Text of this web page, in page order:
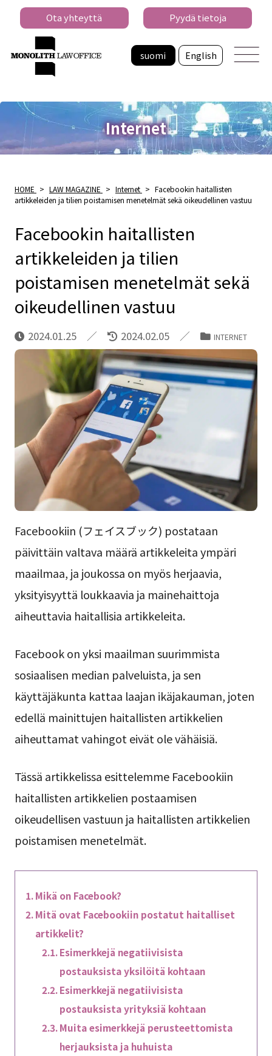
suomi English
Ota yhteyttä Pyydä tietoja
Internet
HOME > LAW MAGAZINE > Internet > Facebookin haitallisten
artikkeleiden ja tilien poistamisen menetelmät sekä oikeudellinen vastuu
Facebookin haitallisten
artikkeleiden ja tilien
poistamisen menetelmät sekä
oikeudellinen vastuu
2024.01.25 2024.02.05 INTERNET
Facebookiin (フェイスブック) postataan
päivittäin valtava määrä artikkeleita ympäri
maailmaa, ja joukossa on myös herjaavia,
yksityisyyttä loukkaavia ja mainehaittoja
aiheuttavia haitallisia artikkeleita.
Facebook on yksi maailman suurimmista
sosiaalisen median palveluista, ja sen
käyttäjäkunta kattaa laajan ikäjakauman, joten
edellä mainittujen haitallisten artikkelien
aiheuttamat vahingot eivät ole vähäisiä.
Tässä artikkelissa esittelemme Facebookiin
haitallisten artikkelien postaamisen
oikeudellisen vastuun ja haitallisten artikkelien
poistamisen menetelmät.
Mikä on Facebook?
Mitä ovat Facebookiin postatut haitalliset
artikkelit?
Esimerkkejä negatiivisista
postauksista yksilöitä kohtaan
Esimerkkejä negatiivisista
postauksista yrityksiä kohtaan
Muita esimerkkejä perusteettomista
herjauksista ja huhuista